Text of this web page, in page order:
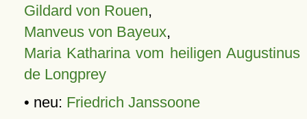
Gildard von Rouen,
Manveus von Bayeux,
Maria Katharina vom heiligen Augustinus
de Longprey
• neu: Friedrich Janssoone